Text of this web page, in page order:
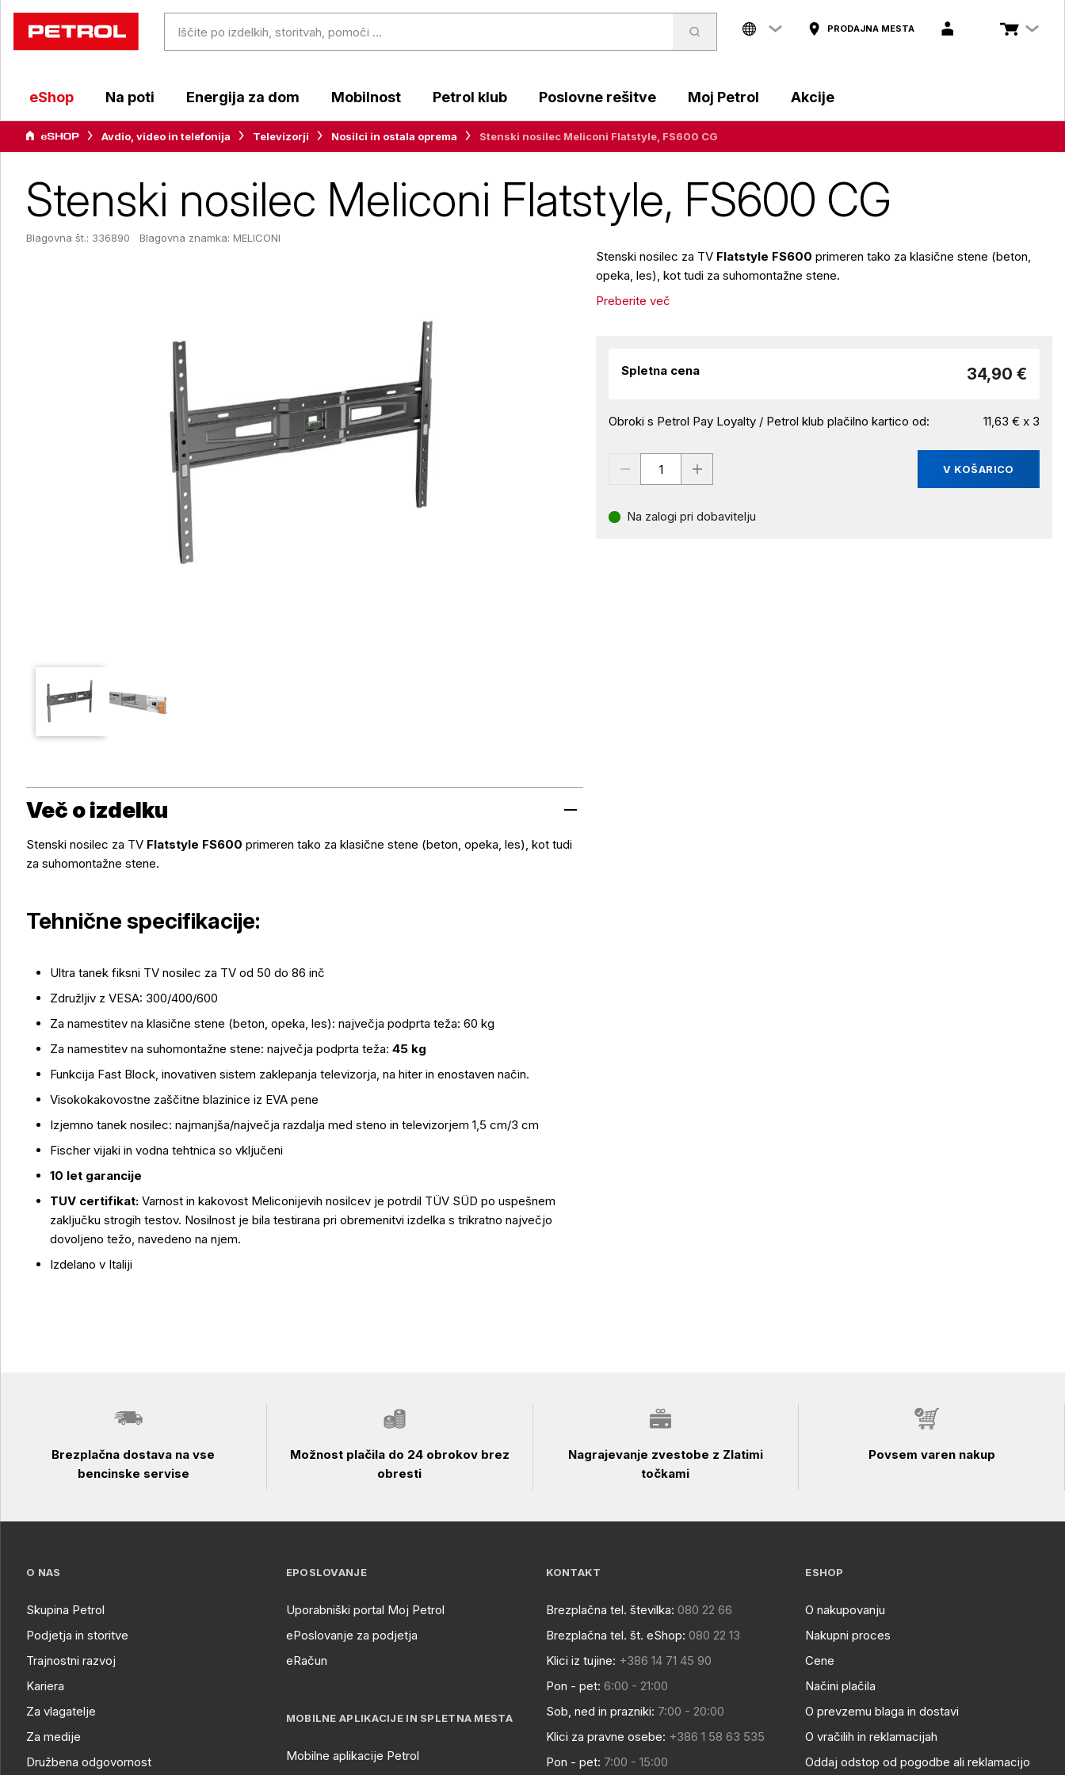
PRODAJNA MESTA
eShop Na poti Energija za dom Mobilnost Petrol klub Poslovne rešitve Moj Petrol Akcije
Avdio, video in telefonija Televizorji Nosilci in ostala oprema Stenski nosilec Meliconi Flatstyle, FS600 CG
Stenski nosilec Meliconi Flatstyle, FS600 CG
Blagovna št.: 336890 Blagovna znamka: MELICONI
Stenski nosilec za TV Flatstyle FS600 primeren tako za klasične stene (beton,
opeka, les), kot tudi za suhomontažne stene.
Preberite več
Spletna cena 34,90 €
Obroki s Petrol Pay Loyalty / Petrol klub plačilno kartico od: 11,63 € x 3
V KOŠARICO
Na zalogi pri dobavitelju
Več o izdelku
Več o izdelku
Stenski nosilec za TV Flatstyle FS600 primeren tako za klasične stene (beton, opeka, les), kot tudi
za suhomontažne stene.
Tehnične specifikacije:
Ultra tanek fiksni TV nosilec za TV od 50 do 86 inč
Združljiv z VESA: 300/400/600
Za namestitev na klasične stene (beton, opeka, les): največja podprta teža: 60 kg
Za namestitev na suhomontažne stene: največja podprta teža: 45 kg
Funkcija Fast Block, inovativen sistem zaklepanja televizorja, na hiter in enostaven način.
Visokokakovostne zaščitne blazinice iz EVA pene
Izjemno tanek nosilec: najmanjša/največja razdalja med steno in televizorjem 1,5 cm/3 cm
Fischer vijaki in vodna tehtnica so vključeni
10 let garancije
TUV certifikat: Varnost in kakovost Meliconijevih nosilcev je potrdil TÜV SÜD po uspešnem
zaključku strogih testov. Nosilnost je bila testirana pri obremenitvi izdelka s trikratno največjo
dovoljeno težo, navedeno na njem.
Izdelano v Italiji
Brezplačna dostava na vse
bencinske servise
Možnost plačila do 24 obrokov brez
obresti
Nagrajevanje zvestobe z Zlatimi
točkami
Povsem varen nakup
O NAS
Skupina Petrol
Podjetja in storitve
Trajnostni razvoj
Kariera
Za vlagatelje
Za medije
Družbena odgovornost
EPOSLOVANJE
Uporabniški portal Moj Petrol
ePoslovanje za podjetja
eRačun
MOBILNE APLIKACIJE IN SPLETNA MESTA
Mobilne aplikacije Petrol
KONTAKT
Brezplačna tel. številka: 080 22 66
Brezplačna tel. št. eShop: 080 22 13
Klici iz tujine: +386 14 71 45 90
Pon - pet: 6:00 - 21:00
Sob, ned in prazniki: 7:00 - 20:00
Klici za pravne osebe: +386 1 58 63 535
Pon - pet: 7:00 - 15:00
ESHOP
O nakupovanju
Nakupni proces
Cene
Načini plačila
O prevzemu blaga in dostavi
O vračilih in reklamacijah
Oddaj odstop od pogodbe ali reklamacijo